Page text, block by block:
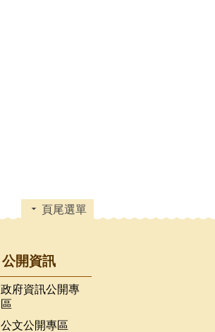
頁尾選單
公開資訊
政府資訊公開專
區
公文公開專區